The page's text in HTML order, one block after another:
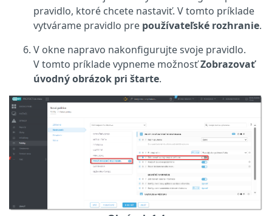
pravidlo, ktoré chcete nastaviť. V tomto príklade
vytvárame pravidlo pre používateľské rozhranie.
V okne napravo nakonfigurujte svoje pravidlo.
V tomto príklade vypneme možnosťZobrazovať
úvodný obrázok pri štarte.